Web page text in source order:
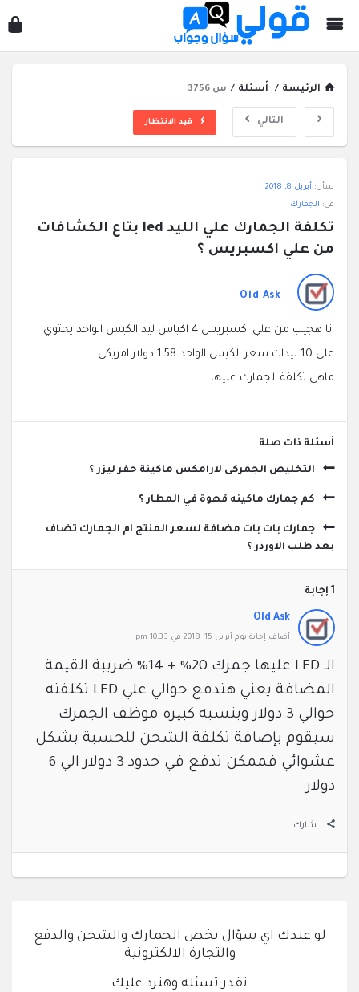
الرئيسة / أسئلة / س 3756
التالي قيد الانتظار
سؤال
وجواب
الاحدث
سأل: أبريل 8, 2018
في: الجمارك
من علي اكسبريس ؟
Old Ask
انا هجيب من علي اكسبريس 4 اكياس ليد الكيس الواحد يحتوي
على 10 ليدات سعر الكيس الواحد 1.58 دولار امريكى
ماهي تكلفة الجمارك عليها
‫أسئلة ذات صلة
التخليص الجمركى لارامكس ماكينة حفر ليزر ؟
كم جمارك ماكينه قهوة في المطار ؟
جمارك بات بات مضافة لسعر المنتج ام الجمارك تضاف
بعد طلب الاوردر ؟
‫1 إجابة
Old Ask
‫أضاف ‫‫إجابة يوم أبريل 15, 2018 في 10:33 pm
الـ LED عليها جمرك 20% + 14% ضريبة القيمة
المضافة يعني هتدفع حوالي علي LED تكلفته
حوالي 3 دولار وبنسبه كبيره موظف الجمرك
سيقوم بإضافة تكلفة الشحن للحسبة بشكل
عشوائي فممكن تدفع في حدود 3 دولار الي 6
دولار
شارك
لو عندك اي سؤال يخص الجمارك والشحن والدفع
والتجارة الالكترونية
تقدر تسئله وهنرد عليك